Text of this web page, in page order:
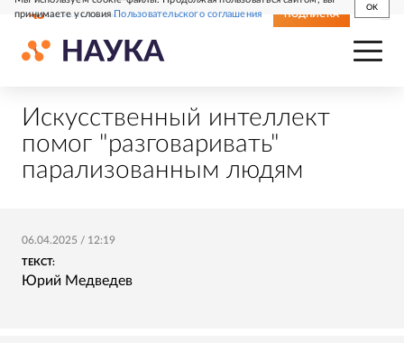
принимаете условияПользовательского соглашения
OK
СВЕЖИЙ НОМЕР ПОДПИСКА
Искусственный интеллект
помог "разговаривать"
парализованным людям
06.04.2025 / 12:19
ТЕКСТ:
Юрий Медведев